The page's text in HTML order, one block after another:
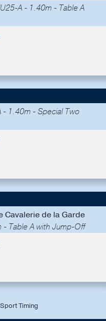
A - 1.40m - Table A
- 1.40m - Special Two
Cavalerie de la Garde
Table A with Jump-Off
Timing